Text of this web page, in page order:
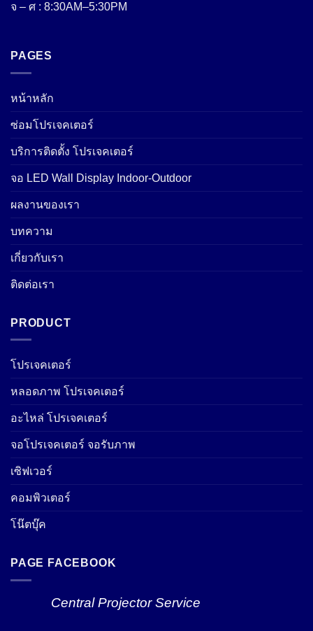
จ – ศ : 8:30AM–5:30PM
PAGES
หน้าหลัก
ซ่อมโปรเจคเตอร์
บริการติดตั้ง โปรเจคเตอร์
จอ LED Wall Display Indoor-Outdoor
ผลงานของเรา
บทความ
เกี่ยวกับเรา
ติดต่อเรา
PRODUCT
โปรเจคเตอร์
หลอดภาพ โปรเจคเตอร์
อะไหล่ โปรเจคเตอร์
จอโปรเจคเตอร์ จอรับภาพ
เซิฟเวอร์
คอมพิวเตอร์
โน๊ตบุ๊ค
PAGE FACEBOOK
Central Projector Service